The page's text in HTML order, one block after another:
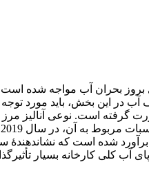
بحران آب مواجه شده است.
این بخش، باید مورد توجه
گرفته است. نوعی آنالیز
پای آب مستقیم و غیرمستقیم به‌ترتیب 658/0 و 9/25 مترمکعب بر تن محصول